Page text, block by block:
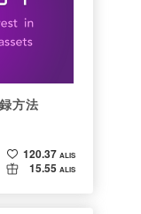
方法
120.37 ALIS
15.55 ALIS